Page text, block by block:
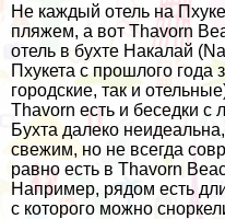
Не каждый отель на
пляжем, а вот Thavorn
отель в бухте Накалай
Пхукета с прошлого
городские, так и
Thavorn есть и беседки с
Бухта далеко
свежим, но не всегда
равно есть в Thavorn
Например, рядом есть
с которого можно